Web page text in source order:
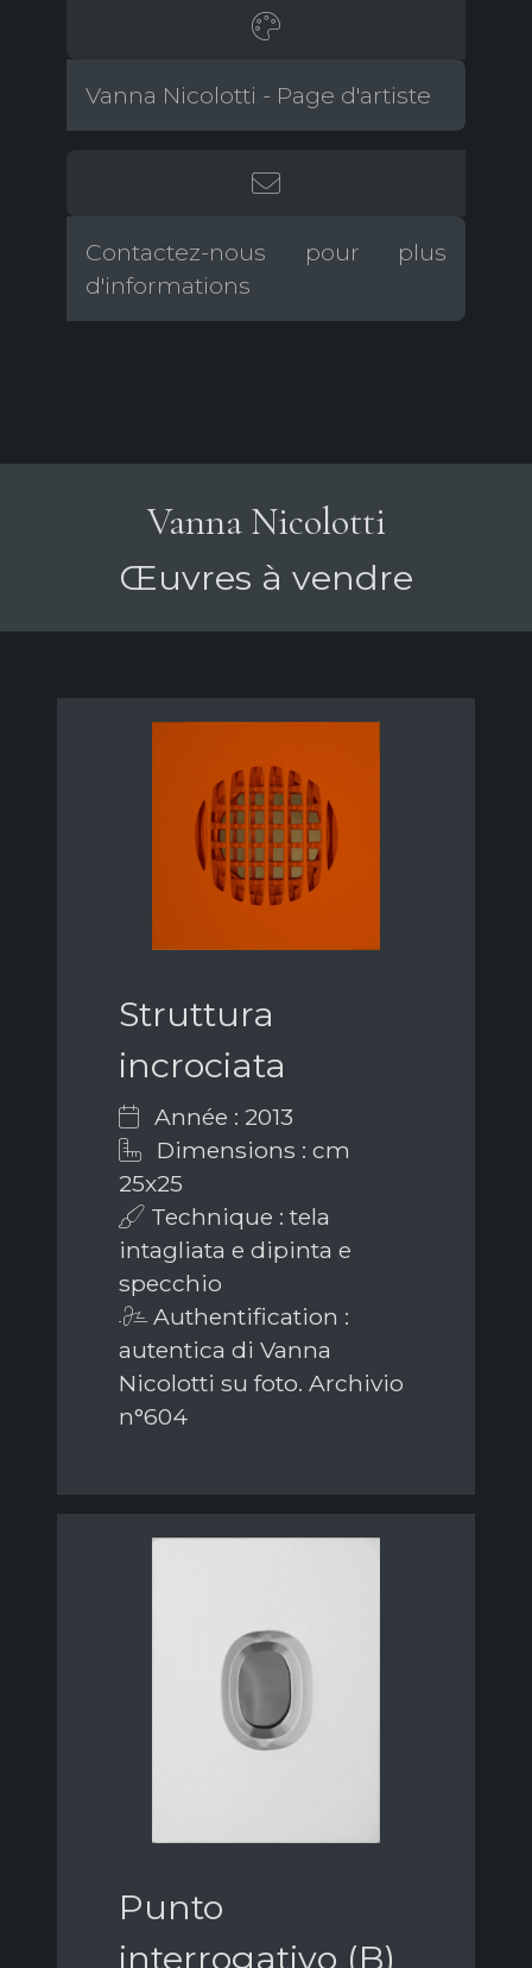
Vanna Nicolotti - Page d'artiste
Contactez-nous pour plus
d'informations
Vanna Nicolotti
Œuvres à vendre
Struttura
incrociata
Année : 2013
Dimensions : cm
25x25
Technique : tela
intagliata e dipinta e
specchio
Authentification :
autentica di Vanna
Nicolotti su foto. Archivio
n°604
Punto
interrogativo (B)